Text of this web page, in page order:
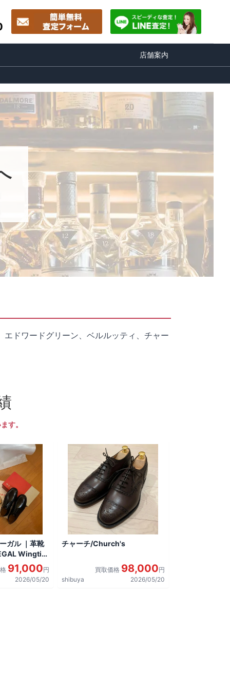
店舗案内
ドワードグリーン、ベルルッティ、チャー
す。
ガル ｜革靴
Wingtip
した。
91,000円
2026/05/20
チャーチ/Church's
買取価格 98,000円
shibuya
2026/05/20